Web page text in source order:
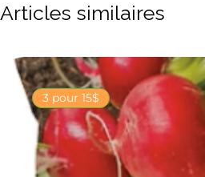
Articles similaires
3 pour 15$